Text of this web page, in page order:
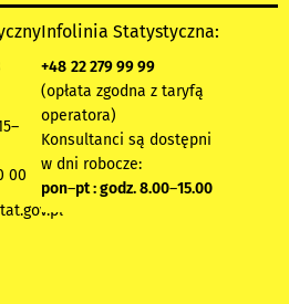
00
Infolinia Statystyczna:
+48 22 279 99 99
(opłata zgodna z taryfą
operatora)
Konsultanci są dostępni
w dni robocze:
pon–pt : godz. 8.00–15.00